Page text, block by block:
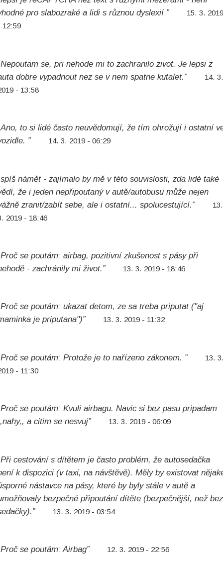
pro slabozraké a lidi s různou dyslexií ”
15. 3.
12:59
se, pri nehode mi to zachranilo zivot. Je lepsi z
dobre vypadnout nez se v nem spatne kutalet.”
14.
- 13:58
to si lidé často neuvědomují, že tím ohrožují i ostatní
”
14. 3. 2019 - 06:29
námět - zajímalo by mě v této souvislosti, zda lidé také
že i jeden nepřipoutaný v autě/autobusu může nejen
zranit/zabít sebe, ale i ostatní... spolucestující.”
13.
2019 - 18:46
se poutám: airbag, pozitivní zkušenost s pásy při
- zachránily mi život.”
13. 3. 2019 - 18:46
se poutám: ukazat detom, ze sa treba priputat ("aj
je priputana")”
13. 3. 2019 - 11:32
se poutám: Protože je to nařízeno zákonem. ”
13.
- 11:30
se poutám: Kvuli airbagu. Navic si bez pasu pripadam
a citim se nesvuj”
13. 3. 2019 - 06:09
cestování s dítětem je často problém, že autosedačka
k dispozici (v taxi, na návštěvě). Měly by existovat
nástavce na pásy, které by byly stále v autě a
bezpečné připoutání dítěte (bezpečnější, než bez
13. 3. 2019 - 03:54
se poutám: Airbag” 12. 3. 2019 - 22:56